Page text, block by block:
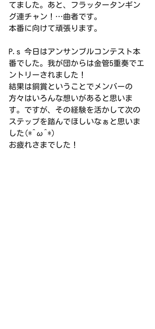
てました。あと、フラッタータンギン
グ連チャン！…曲者です。
本番に向けて頑張ります。
P.s 今日はアンサンブルコンテスト本
番でした。我が団からは金管5重奏でエ
ントリーされました！
結果は銅賞ということでメンバーの
方々はいろんな想いがあると思いま
す。ですが、その経験を活かして次の
ステップを踏んでほしいなぁと思いま
した(*^ω^*)
お疲れさまでした！